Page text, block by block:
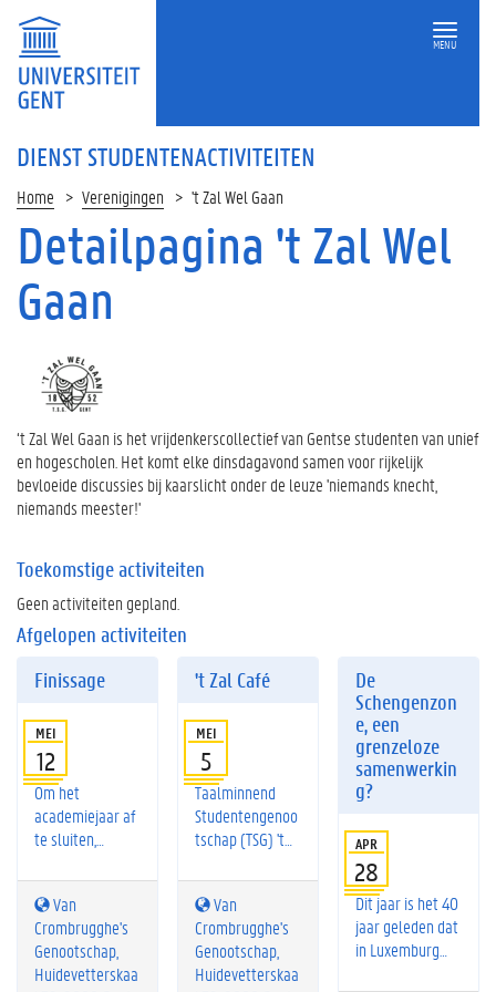
MENU
DIENST STUDENTENACTIVITEITEN
Home Verenigingen 't Zal Wel Gaan
Detailpagina 't Zal Wel
Gaan
‘t Zal Wel Gaan is het vrijdenkerscollectief van Gentse studenten van unief
en hogescholen. Het komt elke dinsdagavond samen voor rijkelijk
bevloeide discussies bij kaarslicht onder de leuze 'niemands knecht,
niemands meester!'
Toekomstige activiteiten
Geen activiteiten gepland.
Afgelopen activiteiten
Finissage
MEI
12
Om het
academiejaar af
te sluiten,
algemene
vergadering,
waarin we
administratieve
functies
andere
publiciteitsactie
s plannen.
Praktisch: *
Dinsdag 12 mei,
20.00 uur *
Huidevetterskaa
i 39, 9000 Gent
* Iedereen
welkom, gratis
inkom
Crombrugghe's
Genootschap,
Huidevetterskaa
't Zal Café
MEI
5
Taalminnend
Studentengenoo
tschap (TSG) 't
opent ook
dinsdag 5 mei de
deuren voor een
gezellige
caféavond bij
Leer onze
studentenvereni
ging kennen!
Praktisch: *
Dinsdag 5 mei,
20.00 uur *
i 39, 9000 Gent
* Iedereen
welkom, gratis
inkom
Crombrugghe's
Genootschap,
Huidevetterskaa
De
Schengenzon
e, een
grenzeloze
samenwerkin
g?
APR
28
Dit jaar is het 40
jaar geleden dat
in Luxemburg